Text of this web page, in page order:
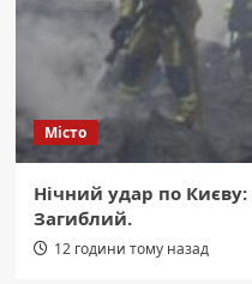
Місто
Нічний удар по Києву:
Загиблий.
12 години тому назад